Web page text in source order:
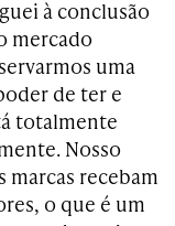
à conclusão
mercado
uma
de ter e
totalmente
Nosso
marcas recebam
o que é um